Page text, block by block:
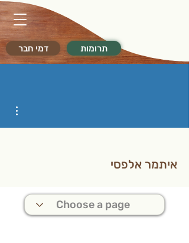
דמי חבר תרומות
איתמר אלפסי